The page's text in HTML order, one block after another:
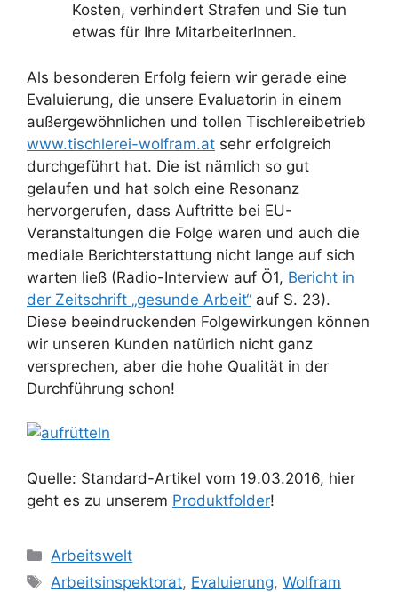
Kosten, verhindert Strafen und Sie tun
etwas für Ihre MitarbeiterInnen.
Als besonderen Erfolg feiern wir gerade eine
Evaluierung, die unsere Evaluatorin in einem
außergewöhnlichen und tollen Tischlereibetrieb
www.tischlerei-wolfram.at sehr erfolgreich
durchgeführt hat. Die ist nämlich so gut
gelaufen und hat solch eine Resonanz
hervorgerufen, dass Auftritte bei EU-
Veranstaltungen die Folge waren und auch die
mediale Berichterstattung nicht lange auf sich
warten ließ (Radio-Interview auf Ö1, Bericht in
der Zeitschrift „gesunde Arbeit“ auf S. 23).
Diese beeindruckenden Folgewirkungen können
wir unseren Kunden natürlich nicht ganz
versprechen, aber die hohe Qualität in der
Durchführung schon!
Quelle: Standard-Artikel vom 19.03.2016, hier
geht es zu unserem Produktfolder!
Kategorien
Arbeitswelt
Schlagwörter
Arbeitsinspektorat, Evaluierung,Wolfram